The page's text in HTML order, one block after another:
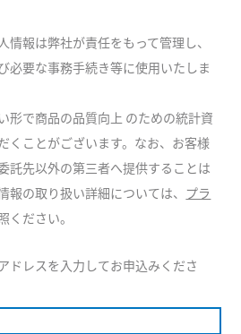
報は弊社が責任をもって管理し、
必要な事務手続き等に使用いたしま
形で商品の品質向上 のための統計資
くことがございます。なお、お客様
託先以外の第三者へ提供することは
報の取り扱い詳細については、 プラ
ください。
ドレスを入力してお申込みくださ